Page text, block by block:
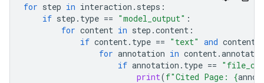
for step in interaction . steps :
if step . type == "model_output" :
for content in step .content :
if content. type == "text" and content
for annotation in content.
if annotation . type ==
print(f"Cited Page: {